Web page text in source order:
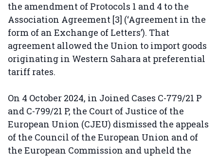
the amendment of Protocols 1 and 4 to the
Association Agreement [3] (‘Agreement in the
form of an Exchange of Letters’). That
agreement allowed the Union to import goods
originating in Western Sahara at preferential
tariff rates.
On 4 October 2024, in Joined Cases C-779/21 P
and C-799/21 P, the Court of Justice of the
European Union (CJEU) dismissed the appeals
of the Council of the European Union and of
the European Commission and upheld the